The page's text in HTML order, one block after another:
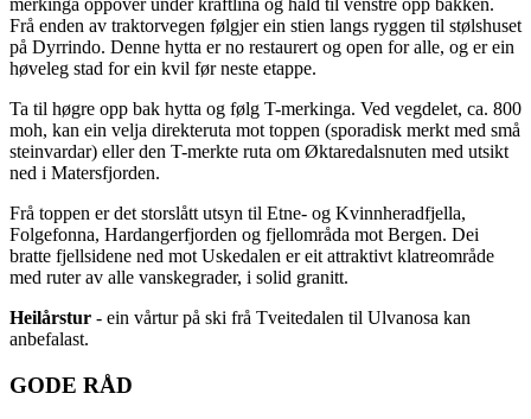
merkinga oppover under kraftlina og hald til venstre opp bakken.
Frå enden av traktorvegen følgjer ein stien langs ryggen til stølshuset
på Dyrrindo. Denne hytta er no restaurert og open for alle, og er ein
høveleg stad for ein kvil før neste etappe.
Ta til høgre opp bak hytta og følg T-merkinga. Ved vegdelet, ca. 800
moh, kan ein velja direkteruta mot toppen (sporadisk merkt med små
steinvardar) eller den T-merkte ruta om Øktaredalsnuten med utsikt
ned i Matersfjorden.
Frå toppen er det storslått utsyn til Etne- og Kvinnheradfjella,
Folgefonna, Hardangerfjorden og fjellområda mot Bergen. Dei
bratte fjellsidene ned mot Uskedalen er eit attraktivt klatreområde
med ruter av alle vanskegrader, i solid granitt.
Heilårstur - ein vårtur på ski frå Tveitedalen til Ulvanosa kan
anbefalast.
GODE RÅD